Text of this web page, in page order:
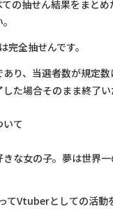
の抽せん結果をまと
全抽せんです。
り、当選者数が規定
た場合そのまま終了い
いて
な女の子。夢は世界
てVtuberとしての活動